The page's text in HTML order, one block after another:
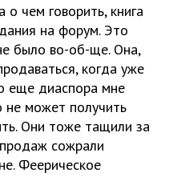
чем говорить, книга
на форум. Это
было во-об-ще. Она,
когда уже
еще диаспора мне
не может получить
Они тоже тащили за
сожрали
Феерическое